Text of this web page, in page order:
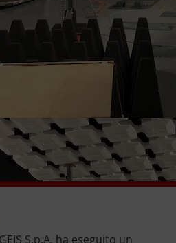
S.p.A. ha eseguito un